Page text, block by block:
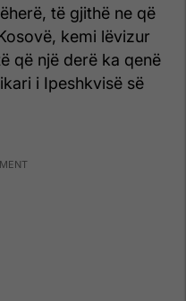
të gjithë ne që
kemi lëvizur
që një derë ka qenë
i Ipeshkvisë së